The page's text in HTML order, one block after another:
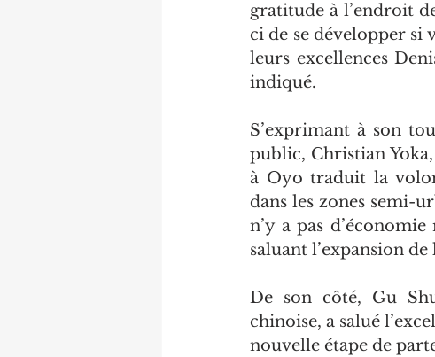
gratitude à l’endroit
ci de se développer si
leurs excellences
indiqué.
S’exprimant à son
public, Christian
à Oyo traduit la
dans les zones semi-
n’y a pas
saluant l’expansion
De son côté, Gu
chinoise, a salué
nouvelle étape de